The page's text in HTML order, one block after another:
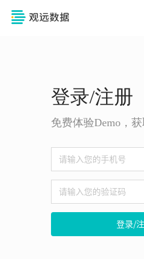
登录/注册
免费体验Demo，
登录/